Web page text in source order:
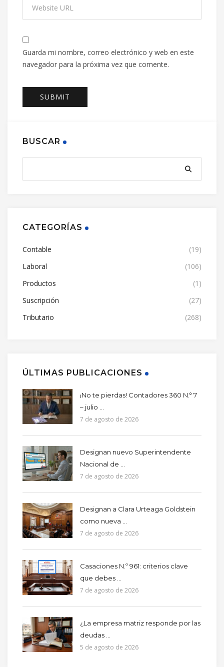
Guarda mi nombre, correo electrónico y web en este
navegador para la próxima vez que comente.
BUSCAR
CATEGORÍAS
Contable
(19)
Laboral
(106)
Productos
(1)
Suscripción
(27)
Tributario
(268)
ÚLTIMAS PUBLICACIONES
¡No te pierdas! Contadores 360 N.° 7
– julio ...
7 de agosto de 2026
Designan nuevo Superintendente
Nacional de ...
7 de agosto de 2026
Designan a Clara Urteaga Goldstein
como nueva ...
7 de agosto de 2026
Casaciones N.º 961: criterios clave
que debes ...
7 de agosto de 2026
¿La empresa matriz responde por las
deudas ...
5 de agosto de 2026